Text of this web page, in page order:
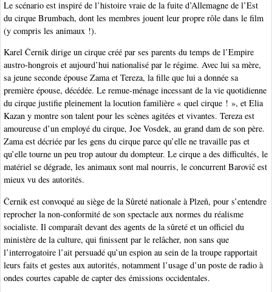
Le scénario est inspiré de l’histoire vraie de la fuite d’Allemagne de l’Est
du cirque Brumbach, dont les membres jouent leur propre rôle dans le film
(y compris les animaux !).
Karel Černik dirige un cirque créé par ses parents du temps de l’Empire
austro-hongrois et aujourd’hui nationalisé par le régime. Avec lui sa mère,
sa jeune seconde épouse Zama et Tereza, la fille que lui a donnée sa
première épouse, décédée. Le remue-ménage incessant de la vie quotidienne
du cirque justifie pleinement la locution familière « quel cirque ! », et Elia
Kazan y montre son talent pour les scènes agitées et vivantes. Tereza est
amoureuse d’un employé du cirque, Joe Vosdek, au grand dam de son père.
Zama est décriée par les gens du cirque parce qu’elle ne travaille pas et
qu’elle tourne un peu trop autour du dompteur. Le cirque a des difficultés, le
matériel se dégrade, les animaux sont mal nourris, le concurrent Barovič est
mieux vu des autorités.
Černik est convoqué au siège de la Sûreté nationale à Plzeň, pour s’entendre
reprocher la non-conformité de son spectacle aux normes du réalisme
socialiste. Il comparaît devant des agents de la sûreté et un officiel du
ministère de la culture, qui finissent par le relâcher, non sans que
l’interrogatoire l’ait persuadé qu’un espion au sein de la troupe rapportait
leurs faits et gestes aux autorités, notamment l’usage d’un poste de radio à
ondes courtes capable de capter des émissions occidentales.